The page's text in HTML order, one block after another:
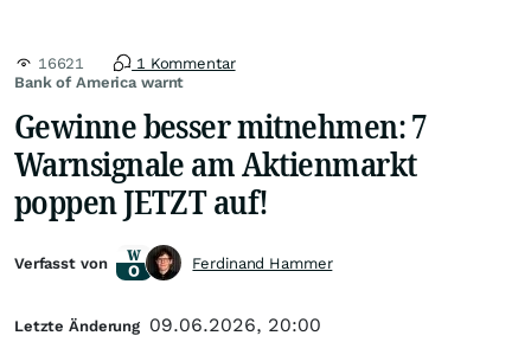
Bank of America warnt
16621 1 Kommentar
Gewinne besser mitnehmen: 7
Warnsignale am Aktienmarkt
poppen JETZT auf!
Verfasst von Ferdinand Hammer
Letzte Änderung 09.06.2026, 20:00